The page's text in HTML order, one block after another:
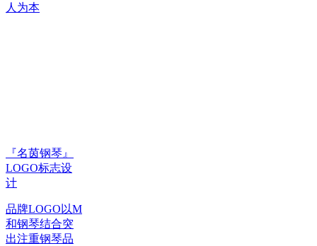
人为本
『名茵钢琴』
LOGO标志设
计
品牌LOGO以M
和钢琴结合突
出注重钢琴品